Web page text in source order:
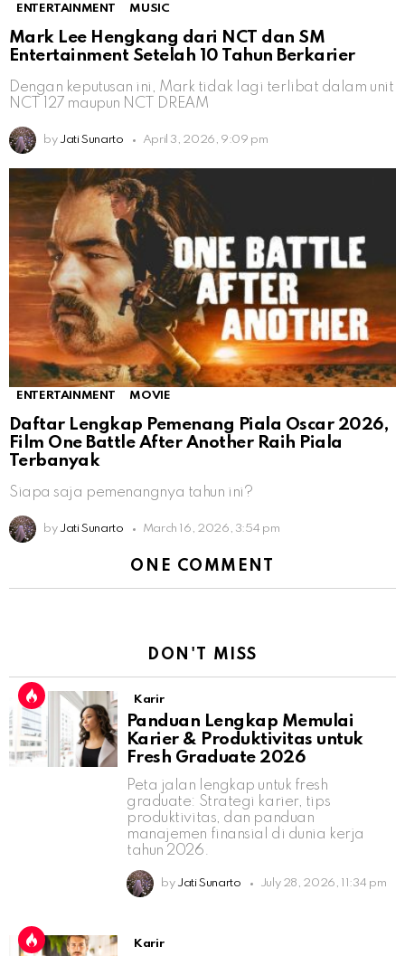
ENTERTAINMENT MUSIC
Mark Lee Hengkang dari NCT dan SM
Entertainment Setelah 10 Tahun Berkarier
Dengan keputusan ini, Mark tidak lagi terlibat dalam unit
NCT 127 maupun NCT DREAM
by Jati Sunarto April 3, 2026, 9:09 pm
ENTERTAINMENT MOVIE
Daftar Lengkap Pemenang Piala Oscar 2026,
Film One Battle After Another Raih Piala
Terbanyak
Siapa saja pemenangnya tahun ini?
by Jati Sunarto March 16, 2026, 3:54 pm
ONE COMMENT
DON'T MISS
Karir
Panduan Lengkap Memulai
Karier & Produktivitas untuk
Fresh Graduate 2026
Peta jalan lengkap untuk fresh
graduate: Strategi karier, tips
produktivitas, dan panduan
manajemen finansial di dunia kerja
tahun 2026.
by Jati Sunarto July 28, 2026, 11:34 pm
Karir